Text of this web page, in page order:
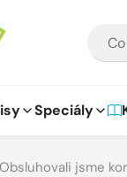
Speciály
Obsluhovali jsme